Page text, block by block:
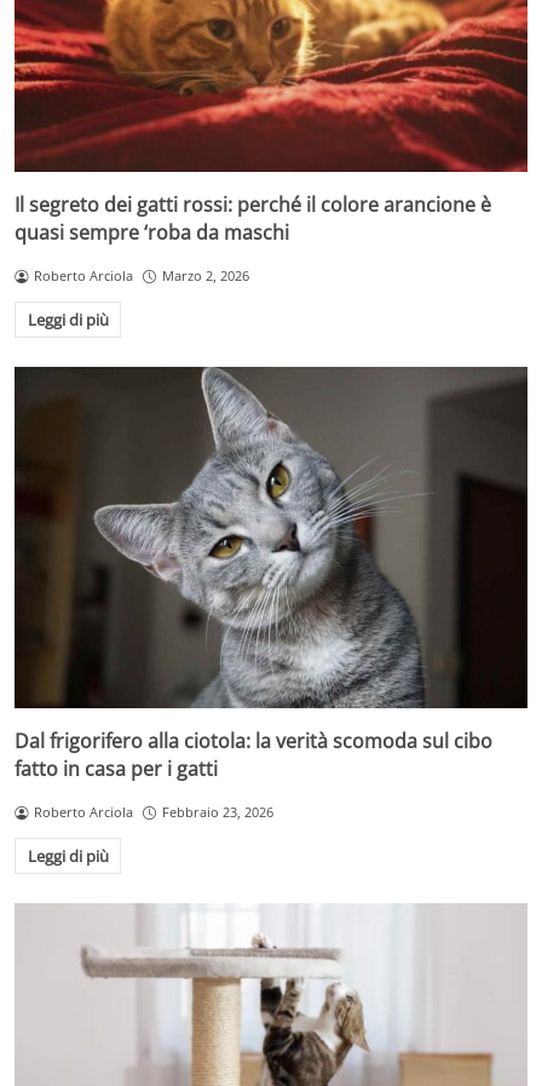
Il segreto dei gatti rossi: perché il colore arancione è
quasi sempre ‘roba da maschi
Roberto Arciola Marzo 2, 2026
Leggi di più
Dal frigorifero alla ciotola: la verità scomoda sul cibo
fatto in casa per i gatti
Roberto Arciola Febbraio 23, 2026
Leggi di più